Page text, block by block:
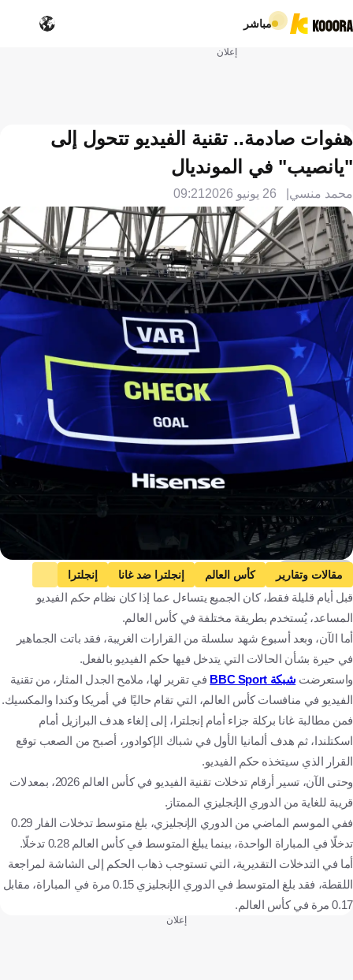
مباشر
إعلان
هفوات صادمة.. تقنية الفيديو تتحول إلى
"يانصيب" في المونديال
محمد منسي 26 يونيو 2026 09:21
Getty Images
مقالات وتقارير كأس العالم إنجلترا ضد غانا
إنجلترا
غانا
الإكوادور ضد ألمانيا الإكوادور
ألمانيا
إسكتلندا ضد البرازيل
إسكتلندا البرازيل
قبل أيام قليلة فقط، كان الجميع يتساءل عما إذا كان نظام حكم الفيديو
المساعد، يُستخدم بطريقة مختلفة في كأس العالم.
أما الآن، وبعد أسبوع شهد سلسلة من القرارات الغريبة، فقد باتت الجماهير
في حيرة بشأن الحالات التي يتدخل فيها حكم الفيديو بالفعل.
واستعرضت شبكة BBC Sport
في تقرير لها، ملامح الجدل المثار، من تقنية
الفيديو في منافسات كأس العالم، التي تقام حاليًا في أمريكا وكندا والمكسيك.
فمن مطالبة غانا بركلة جزاء أمام إنجلترا، إلى إلغاء هدف البرازيل أمام
اسكتلندا، ثم هدف ألمانيا الأول في شباك الإكوادور، أصبح من الصعب توقع
القرار الذي سيتخذه حكم الفيديو.
وحتى الآن، تسير أرقام تدخلات تقنية الفيديو في كأس العالم 2026، بمعدلات
قريبة للغاية من الدوري الإنجليزي الممتاز.
ففي الموسم الماضي من الدوري الإنجليزي، بلغ متوسط تدخلات الفار 0.29
تدخلًا في المباراة الواحدة، بينما يبلغ المتوسط في كأس العالم 0.28 تدخلًا.
أما في التدخلات التقديرية، التي تستوجب ذهاب الحكم إلى الشاشة لمراجعة
اللقطة، فقد بلغ المتوسط في الدوري الإنجليزي 0.15 مرة في المباراة، مقابل
0.17 مرة في كأس العالم.
إعلان